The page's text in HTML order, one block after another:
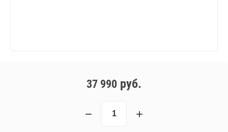
37 990 руб.
− +